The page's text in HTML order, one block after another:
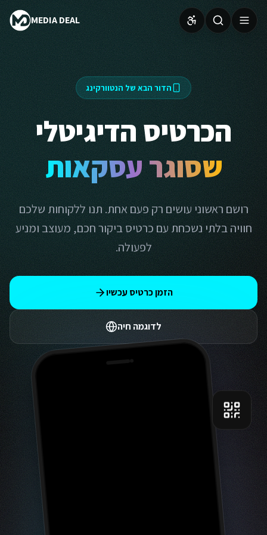
MEDIA DEAL
הדור הבא של הנטוורקינג
הכרטיס הדיגיטלי
שסוגר עסקאות
רושם ראשוני עושים רק פעם אחת. תנו ללקוחות שלכם
חוויה בלתי נשכחת עם כרטיס ביקור חכם, מעוצב ומניע
לפעולה.
הזמן כרטיס עכשיו
לדוגמה חיה